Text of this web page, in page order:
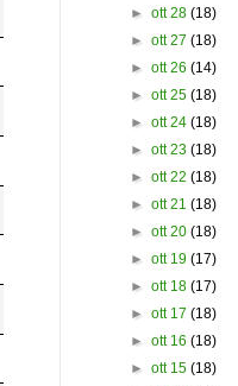
► ott 28 (18)
► ott 27 (18)
► ott 26 (14)
► ott 25 (18)
► ott 24 (18)
► ott 23 (18)
► ott 22 (18)
► ott 21 (18)
► ott 20 (18)
► ott 19 (17)
► ott 18 (17)
► ott 17 (18)
► ott 16 (18)
► ott 15 (18)